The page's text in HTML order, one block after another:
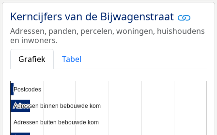
Kerncijfers van de Bijwagenstraat
Adressen, panden, percelen, woningen, huishoudens
en inwoners.
Grafiek
Tabel
Postcodes
Postcodes
Adressen binnen bebouwde kom
Adressen binnen bebouwde kom
Adressen buiten bebouwde kom
Adressen buiten bebouwde kom